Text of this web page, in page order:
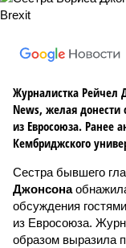
Журналистка Рейчел
News, желая
из Евросоюза. Ранее
Кембриджского
Сестра бывшего
Джонсона
обсуждения
из Евросоюза.
образом выразила